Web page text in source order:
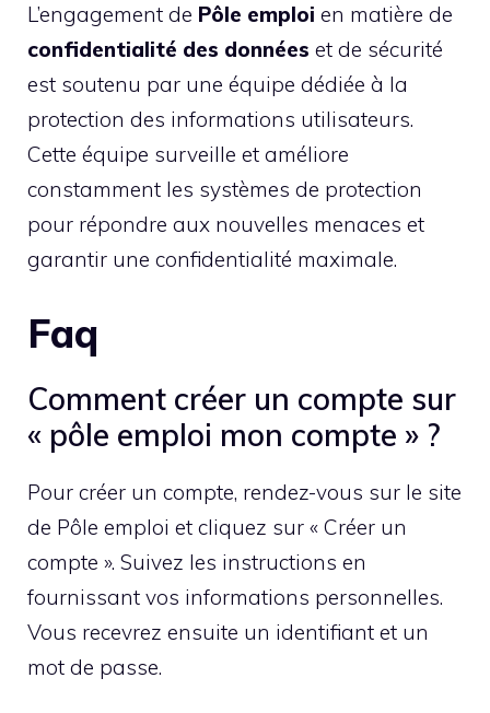
L’engagement de Pôle emploi en matière de
confidentialité des données et de sécurité
est soutenu par une équipe dédiée à la
protection des informations utilisateurs.
Cette équipe surveille et améliore
constamment les systèmes de protection
pour répondre aux nouvelles menaces et
garantir une confidentialité maximale.
Faq
Comment créer un compte sur
« pôle emploi mon compte » ?
Pour créer un compte, rendez-vous sur le site
de Pôle emploi et cliquez sur « Créer un
compte ». Suivez les instructions en
fournissant vos informations personnelles.
Vous recevrez ensuite un identifiant et un
mot de passe.